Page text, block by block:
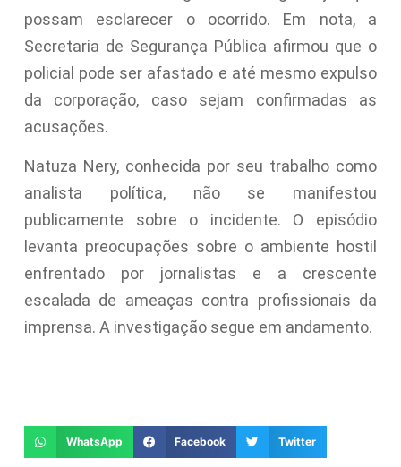
possam esclarecer o ocorrido. Em nota, a
Secretaria de Segurança Pública afirmou que o
policial pode ser afastado e até mesmo expulso
da corporação, caso sejam confirmadas as
acusações.
Natuza Nery, conhecida por seu trabalho como
analista política, não se manifestou
publicamente sobre o incidente. O episódio
levanta preocupações sobre o ambiente hostil
enfrentado por jornalistas e a crescente
escalada de ameaças contra profissionais da
imprensa. A investigação segue em andamento.
WhatsApp Facebook Twitter